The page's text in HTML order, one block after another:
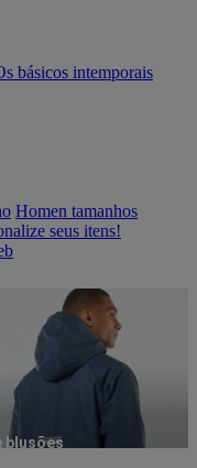
básicos intemporais
Homen tamanhos
seus itens!
blusões